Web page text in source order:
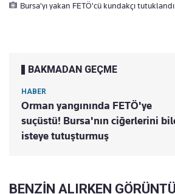
Bursa'yı yakan FETÖ'cü kundakçı
BAKMADAN GEÇME
HABER
Orman yangınında FETÖ'ye
suçüstü! Bursa'nın ciğerlerini
isteye tutuşturmuş
BENZİN ALIRKEN